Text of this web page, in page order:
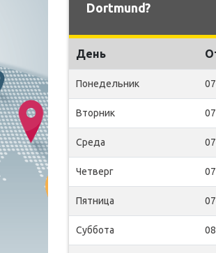
Dortmund?
День
Понедельник
Вторник
Среда
Четверг
Пятница
Суббота